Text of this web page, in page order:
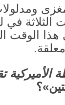
الثلاثة في
هذا الوقت
.
»؟